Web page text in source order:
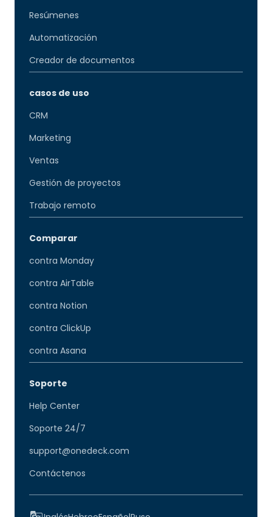
Resúmenes
Automatización
Creador de documentos
casos de uso
CRM
Marketing
Ventas
Gestión de proyectos
Trabajo remoto
Comparar
contra Monday
contra AirTable
contra Notion
contra ClickUp
contra Asana
Soporte
Help Center
Soporte 24/7
support@onedeck.com
Contáctenos